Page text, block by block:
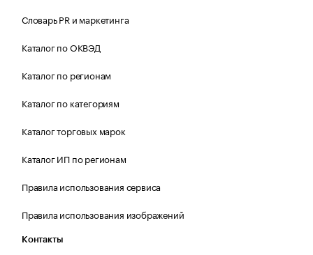
Словарь PR и маркетинга
Каталог по ОКВЭД
Каталог по регионам
Каталог по категориям
Каталог торговых марок
Каталог ИП по регионам
Правила использования сервиса
Правила использования изображений
Контакты